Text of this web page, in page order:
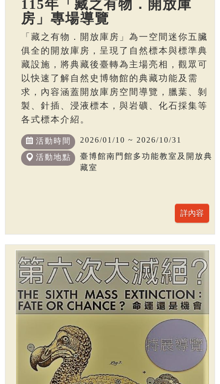
115年「藏之有物．開放庫
房」專場導覽
「藏之有物．開放庫房」為一空間迷你五臟
俱全的開放庫房，呈現了自然標本與標準典
藏設施，將典藏後臺轉為主場亮相，觀眾可
以快速了解自然史博物館的典藏功能及需
求，內容涵蓋開放庫房空間導覽，臘葉、剝
製、針插、浸液標本，與岩礦、化石採集等
各式標本介紹。
活動時間 2026/01/10 ~ 2026/10/31
活動地點
臺博館南門館多功能教室及開放典
藏室